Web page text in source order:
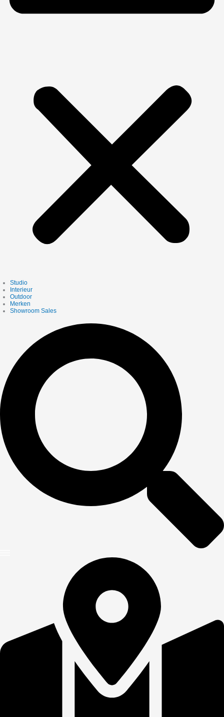
Studio
Interieur
Outdoor
Merken
Showroom Sales